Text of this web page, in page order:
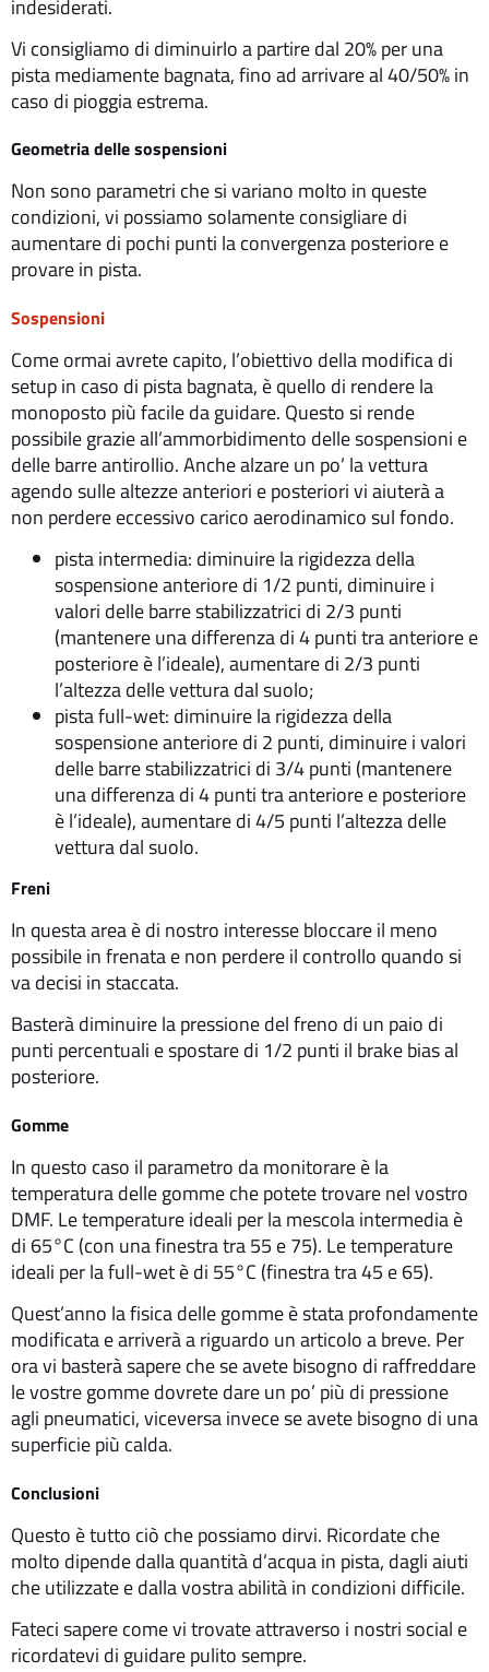
indesiderati.
Vi consigliamo di diminuirlo a partire dal 20% per una
pista mediamente bagnata, fino ad arrivare al 40/50% in
caso di pioggia estrema.
Geometria delle sospensioni
Non sono parametri che si variano molto in queste
condizioni, vi possiamo solamente consigliare di
aumentare di pochi punti la convergenza posteriore e
provare in pista.
Sospensioni
Come ormai avrete capito, l’obiettivo della modifica di
setup in caso di pista bagnata, è quello di rendere la
monoposto più facile da guidare. Questo si rende
possibile grazie all’ammorbidimento delle sospensioni e
delle barre antirollio. Anche alzare un po’ la vettura
agendo sulle altezze anteriori e posteriori vi aiuterà a
non perdere eccessivo carico aerodinamico sul fondo.
pista intermedia: diminuire la rigidezza della
sospensione anteriore di 1/2 punti, diminuire i
valori delle barre stabilizzatrici di 2/3 punti
(mantenere una differenza di 4 punti tra anteriore e
posteriore è l’ideale), aumentare di 2/3 punti
l’altezza delle vettura dal suolo;
pista full-wet: diminuire la rigidezza della
sospensione anteriore di 2 punti, diminuire i valori
delle barre stabilizzatrici di 3/4 punti (mantenere
una differenza di 4 punti tra anteriore e posteriore
è l’ideale), aumentare di 4/5 punti l’altezza delle
vettura dal suolo.
Freni
In questa area è di nostro interesse bloccare il meno
possibile in frenata e non perdere il controllo quando si
va decisi in staccata.
Basterà diminuire la pressione del freno di un paio di
punti percentuali e spostare di 1/2 punti il brake bias al
posteriore.
Gomme
In questo caso il parametro da monitorare è la
temperatura delle gomme che potete trovare nel vostro
DMF. Le temperature ideali per la mescola intermedia è
di 65°C (con una finestra tra 55 e 75). Le temperature
ideali per la full-wet è di 55°C (finestra tra 45 e 65).
Quest’anno la fisica delle gomme è stata profondamente
modificata e arriverà a riguardo un articolo a breve. Per
ora vi basterà sapere che se avete bisogno di raffreddare
le vostre gomme dovrete dare un po’ più di pressione
agli pneumatici, viceversa invece se avete bisogno di una
superficie più calda.
Conclusioni
Questo è tutto ciò che possiamo dirvi. Ricordate che
molto dipende dalla quantità d’acqua in pista, dagli aiuti
che utilizzate e dalla vostra abilità in condizioni difficile.
Fateci sapere come vi trovate attraverso i nostri social e
ricordatevi di guidare pulito sempre.